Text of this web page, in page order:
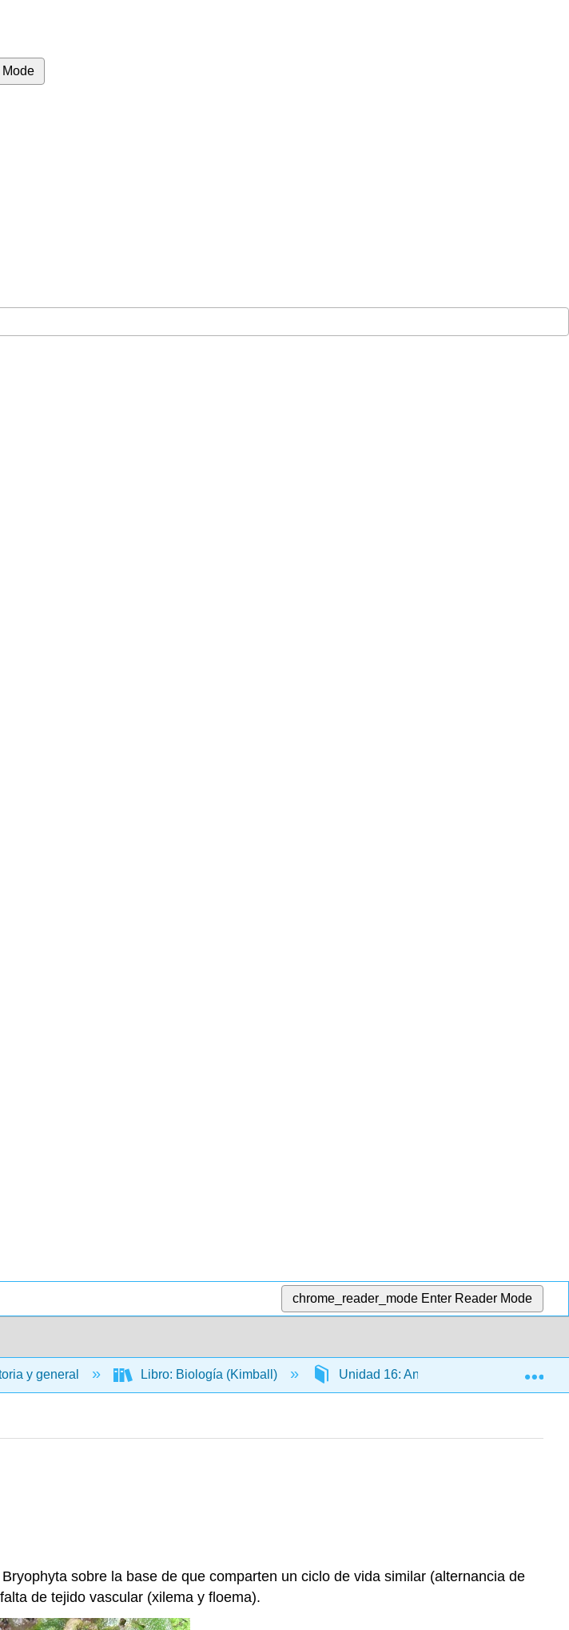
chrome_reader_mode Enter Reader Mode
y general Libro: Biología (Kimball) Unidad 16: Anatomía y Fisiología de
sobre la base de que comparten un ciclo de vida similar (alternancia de
de tejido vascular (xilema y floema).